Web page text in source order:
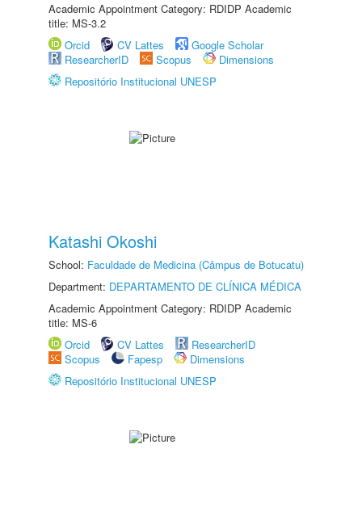
Academic Appointment Category: RDIDP Academic
title: MS-3.2
Orcid
CV Lattes
Google Scholar
ResearcherID
Scopus
Dimensions
Repositório Institucional UNESP
Katashi Okoshi
School: Faculdade de Medicina (Câmpus de Botucatu)
Department: DEPARTAMENTO DE CLÍNICA MÉDICA
Academic Appointment Category: RDIDP Academic
title: MS-6
Orcid
CV Lattes
ResearcherID
Scopus
Fapesp
Dimensions
Repositório Institucional UNESP